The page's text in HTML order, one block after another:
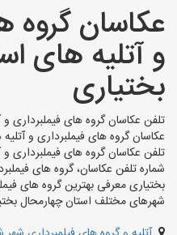
آتلیه و
عکاسان گروه
و آتلیه های
بختیاری
تلفن عکاسان گروه های فیملبرداری
عکاسان گروه های فیملبرداری و
تلفن عکاسان گروه های فیملبرداری
شماره تلفن عکاسان، گروه های
بختیاری معرفی بهترین گروه های
شهرهای مختلف استان چهارمحال